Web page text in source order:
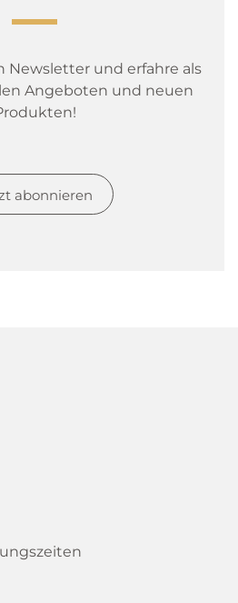
Newsletter und erfahre als
Angeboten und neuen
abonnieren